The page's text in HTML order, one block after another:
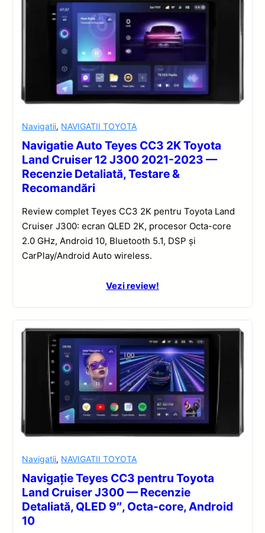
Navigatii, NAVIGATII TOYOTA
Navigatie Auto Teyes CC3 2K Toyota
Land Cruiser 12 J300 2021-2023 —
Recenzie Detaliată, Testare &
Recomandări
Review complet Teyes CC3 2K pentru Toyota Land
Cruiser J300: ecran QLED 2K, procesor Octa-core
2.0 GHz, Android 10, Bluetooth 5.1, DSP și
CarPlay/Android Auto wireless.
Vezi review!
Navigatii, NAVIGATII TOYOTA
Navigație Teyes CC3 pentru Toyota
Land Cruiser J300 — Recenzie
Detaliată, QLED 9″, Octa-core, Android
10